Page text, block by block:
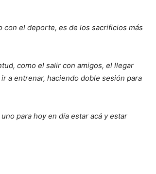
el deporte, es de los sacrificios más
como el salir con amigos, el llegar
a entrenar, haciendo doble sesión para
para hoy en día estar acá y estar